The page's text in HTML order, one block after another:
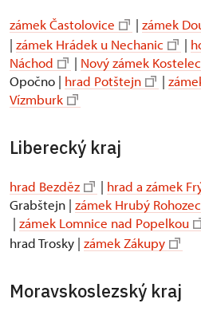
zámek Častolovice | zámek
| zámek Hrádek u Nechanic |
Náchod
| Nový zámek
Opočno | hrad Potštejn |
Vízmburk
Liberecký kraj
hrad Bezděz | hrad a zámek
Grabštejn | zámek Hrubý Rohozec
| zámek Lomnice nad Popelkou
hrad Trosky | zámek Zákupy
Moravskoslezský kraj